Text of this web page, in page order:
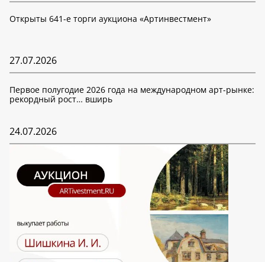
Открыты 641-е торги аукциона «Артинвестмент»
27.07.2026
Первое полугодие 2026 года на международном арт-рынке:
рекордный рост… вширь
24.07.2026